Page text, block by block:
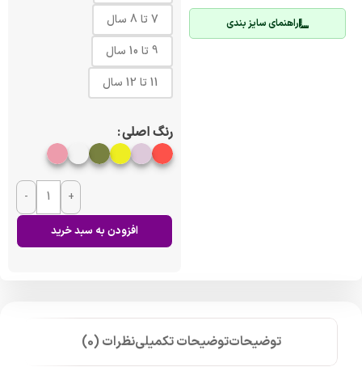
راهنمای سایز بندی
7 تا 8 سال
9 تا 10 سال
11 تا 12 سال
رنگ اصلی
- +
افزودن به سبد خرید
توضیحاتتوضیحات تکمیلینظرات (0)